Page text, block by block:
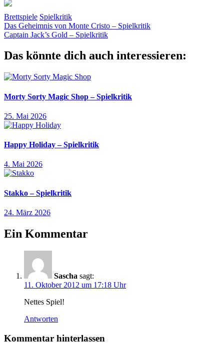
Brettspiele Spielkritik
AsaraBrettspiel EinkäuferFensterhochKartenTeile
Beitragsnavigation
Vorheriger
Beitrag:
Das Geheimnis von Monte Cristo – Spielkritik
Nächster
Captain Jack’s Gold – Spielkritik
Das könnte dich auch interessieren:
Morty Sorty Magic Shop – Spielkritik
25. Mai 2026
Happy Holiday – Spielkritik
4. Mai 2026
Stakko – Spielkritik
24. März 2026
Ein Kommentar
Sascha sagt:
11. Oktober 2012 um 17:18 Uhr
Nettes Spiel!
Antworten
Kommentar hinterlassen